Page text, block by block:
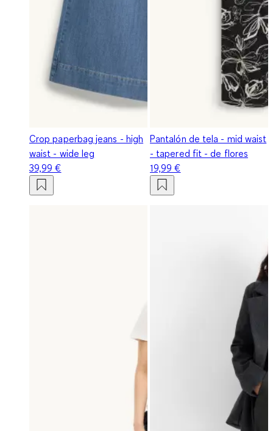
Crop paperbag jeans - high
waist - wide leg
39,99 €
Pantalón de tela - mid waist
- tapered fit - de flores
19,99 €